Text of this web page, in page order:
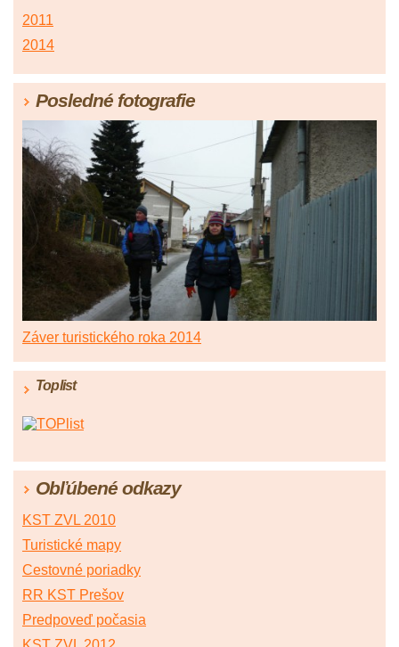
2011
2014
Posledné fotografie
Záver turistického roka 2014
Toplist
Obľúbené odkazy
KST ZVL 2010
Turistické mapy
Cestovné poriadky
RR KST Prešov
Predpoveď počasia